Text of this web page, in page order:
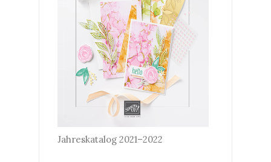
Jahreskatalog 2021–2022